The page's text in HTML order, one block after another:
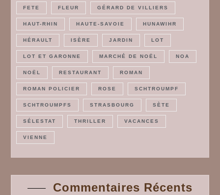
FETE FLEUR GÉRARD DE VILLIERS
HAUT-RHIN HAUTE-SAVOIE HUNAWIHR
HÉRAULT ISÈRE JARDIN LOT
LOT ET GARONNE MARCHÉ DE NOËL NOA
NOËL RESTAURANT ROMAN
ROMAN POLICIER ROSE SCHTROUMPF
SCHTROUMPFS STRASBOURG SÈTE
SÉLESTAT THRILLER VACANCES
VIENNE
Commentaires Récents